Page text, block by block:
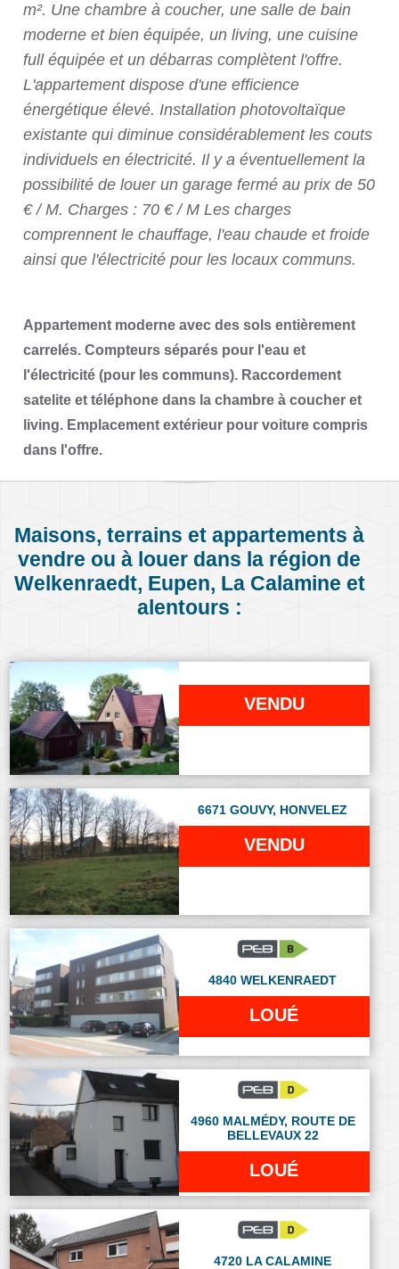
m². Une chambre à coucher, une salle de bain
moderne et bien équipée, un living, une cuisine
full équipée et un débarras complètent l'offre.
L'appartement dispose d'une efficience
énergétique élevé. Installation photovoltaïque
existante qui diminue considérablement les couts
individuels en électricité. Il y a éventuellement la
possibilité de louer un garage fermé au prix de 50
€ / M. Charges : 70 € / M Les charges
comprennent le chauffage, l'eau chaude et froide
ainsi que l'électricité pour les locaux communs.
Appartement moderne avec des sols entièrement
carrelés. Compteurs séparés pour l'eau et
l'électricité (pour les communs). Raccordement
satelite et téléphone dans la chambre à coucher et
living. Emplacement extérieur pour voiture compris
dans l'offre.
Maisons, terrains et appartements à
vendre ou à louer dans la région de
Welkenraedt, Eupen, La Calamine et
alentours :
VENDU
6671 GOUVY, HONVELEZ
VENDU
4840 WELKENRAEDT
LOUÉ
4960 MALMÉDY, ROUTE DE
BELLEVAUX 22
LOUÉ
4720 LA CALAMINE